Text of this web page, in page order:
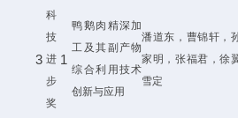
3
科
技
进
步
奖
1
鸭鹅肉精深加
工及其副产物
综合利用技术
创新与应用
潘道东，曹锦轩，
家明，张福君，徐
雪定